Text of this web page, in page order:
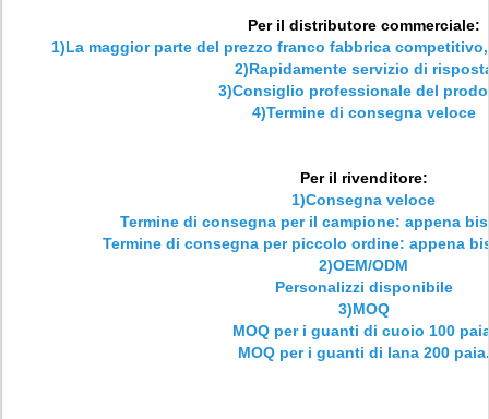
Per il distributore commerciale:
1)La maggior parte del prezzo franco fabbrica
2)Rapidamente servizio di
3)Consiglio professionale del
4)Termine di consegna veloce
Per il rivenditore:
1)Consegna veloce
Termine di consegna per il campione: appena
Termine di consegna per piccolo ordine: appena
2)OEM/ODM
Personalizzi disponibile
3)MOQ
MOQ per i guanti di cuoio 100
MOQ per i guanti di lana 200 paia.